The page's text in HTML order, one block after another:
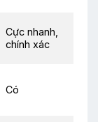
Cực nhanh,
chính xác
Có